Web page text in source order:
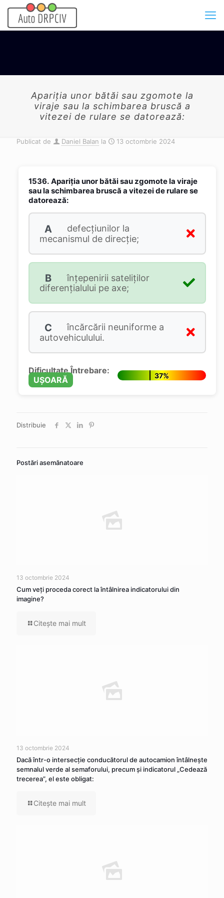
Apariţia unor bătăi sau zgomote la
viraje sau la schimbarea bruscă a
vitezei de rulare se datorează:
Publicat de Daniel Balan la 13 octombrie 2024
1536. Apariţia unor bătăi sau zgomote la viraje
sau la schimbarea bruscă a vitezei de rulare se
datorează:
A
defecţiunilor la
mecanismul de direcţie;
B
înţepenirii sateliţilor
diferenţialului pe axe;
C
încărcării neuniforme a
autovehiculului.
Dificultate Întrebare:
UȘOARĂ
37%
Distribuie
Postări asemănatoare
13 octombrie 2024
Cum veţi proceda corect la întâlnirea indicatorului din
imagine?
Citeşte mai mult
13 octombrie 2024
Dacă într-o intersecţie conducătorul de autocamion întâlneşte
semnalul verde al semaforului, precum şi indicatorul „Cedează
trecerea”, el este obligat:
Citeşte mai mult